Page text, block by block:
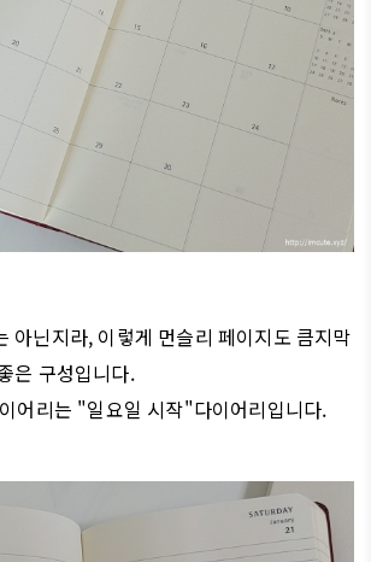
아닌지라, 이렇게 먼슬리 페이지도 큼지막
은 구성입니다.
어리는 "일요일 시작"다이어리입니다.